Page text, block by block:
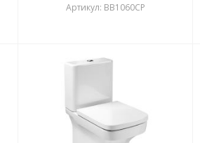
Артикул: BB1060CP